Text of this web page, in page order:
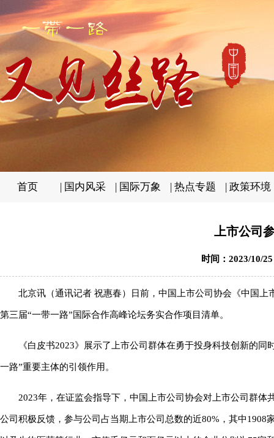
首页 | 国内风采 | 国际万象 | 热点专题 | 政策环境
上市公司
时间：2023/10/
北京讯（通讯记者 祝惠春）日前，中国上市公司协会《中国
第三届“一带一路”国际合作高峰论坛务实合作项目清单。
《白皮书2023》展示了上市公司群体在勇于投身科技创新的
一路”重要主体的引领作用。
2023年，在证监会指导下，中国上市公司协会对上市公司群
公司积极反馈，参与公司占当期上市公司总数的近80%，其中